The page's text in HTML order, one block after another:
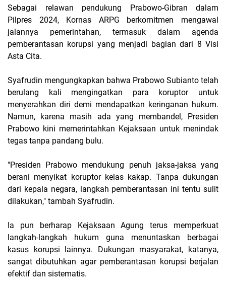
Sebagai relawan pendukung Prabowo-Gibran dalam
Pilpres 2024, Kornas ARPG berkomitmen mengawal
jalannya pemerintahan, termasuk dalam agenda
pemberantasan korupsi yang menjadi bagian dari 8 Visi
Asta Cita.
Syafrudin mengungkapkan bahwa Prabowo Subianto telah
berulang kali mengingatkan para koruptor untuk
menyerahkan diri demi mendapatkan keringanan hukum.
Namun, karena masih ada yang membandel, Presiden
Prabowo kini memerintahkan Kejaksaan untuk menindak
tegas tanpa pandang bulu.
"Presiden Prabowo mendukung penuh jaksa-jaksa yang
berani menyikat koruptor kelas kakap. Tanpa dukungan
dari kepala negara, langkah pemberantasan ini tentu sulit
dilakukan," tambah Syafrudin.
Ia pun berharap Kejaksaan Agung terus memperkuat
langkah-langkah hukum guna menuntaskan berbagai
kasus korupsi lainnya. Dukungan masyarakat, katanya,
sangat dibutuhkan agar pemberantasan korupsi berjalan
efektif dan sistematis.